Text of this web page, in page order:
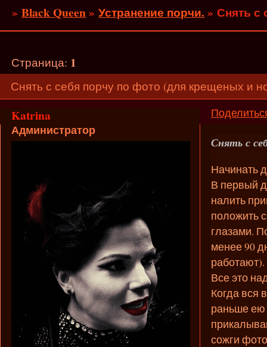
»Black Queen»Устранение порчи. »Снять с
Снять с себя порчу по фото (для крещеных и
Страница: 1
Katrina
Администратор
Снять с
Начинать
В первый
налить
положить
глазами.
менее 90
работают).
Все это
Когда вся
раньше ею
сожги